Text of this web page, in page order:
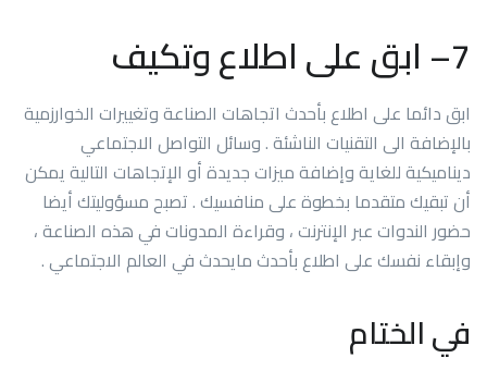
7– ابق على اطلاع وتكيف
ابق دائما على اطلاع بأحدث اتجاهات الصناعة وتغييرات الخوارزمية
بالإضافة الى التقنيات الناشئة . وسائل التواصل الاجتماعي
ديناميكية للغاية وإضافة ميزات جديدة أو الإتجاهات التالية يمكن
أن تبقيك متقدما بخطوة على منافسيك . تصبح مسؤوليتك أيضا
حضور الندوات عبر الإنترنت ، وقراءة المدونات في هذه الصناعة ،
وإبقاء نفسك على اطلاع بأحدث مايحدث في العالم الاجتماعي .
في الختام